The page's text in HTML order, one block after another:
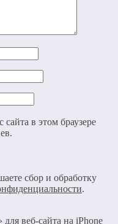
в этом браузере
сбор и обработку
.